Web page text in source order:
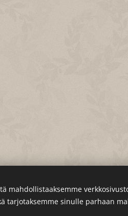
mahdollistaaksemme
tarjotaksemme sinulle parhaan